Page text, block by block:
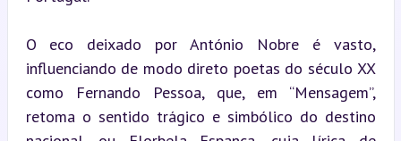
O eco deixado por António Nobre é vasto,
influenciando de modo direto poetas do século XX
como Fernando Pessoa, que, em “Mensagem”,
retoma o sentido trágico e simbólico do destino